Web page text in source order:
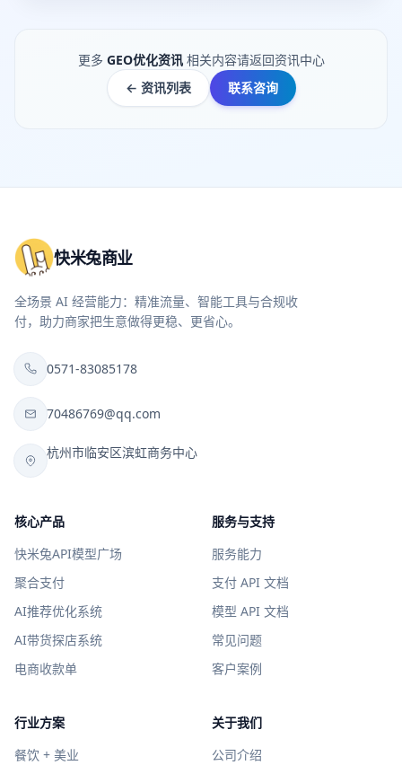
更多 GEO优化资讯 相关内容请返回资讯中心
← 资讯列表
联系咨询
快米兔商业
全场景 AI 经营能力：精准流量、智能工具与合规收
付，助力商家把生意做得更稳、更省心。
0571-83085178
70486769@qq.com
杭州市临安区滨虹商务中心
核心产品
快米兔API模型广场
聚合支付
AI推荐优化系统
AI带货探店系统
电商收款单
服务与支持
服务能力
支付 API 文档
模型 API 文档
常见问题
客户案例
行业方案
餐饮 + 美业
关于我们
公司介绍